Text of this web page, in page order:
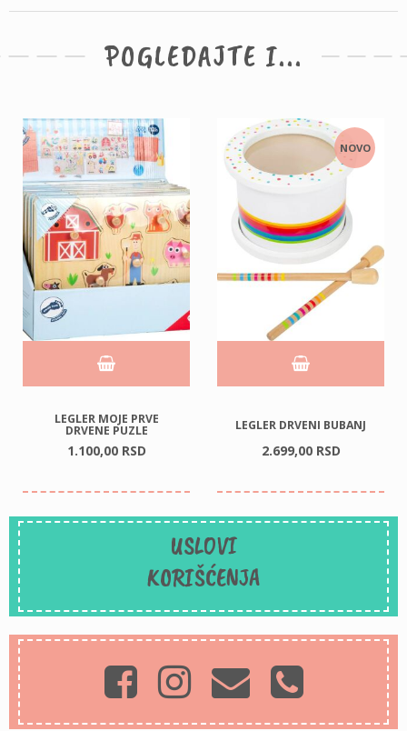
POGLEDAJTE I...
LEGLER MOJE PRVE
DRVENE PUZLE
1.100,00 RSD
NOVO
LEGLER DRVENI BUBANJ
2.699,00 RSD
USLOVI
KORIŠĆENJA